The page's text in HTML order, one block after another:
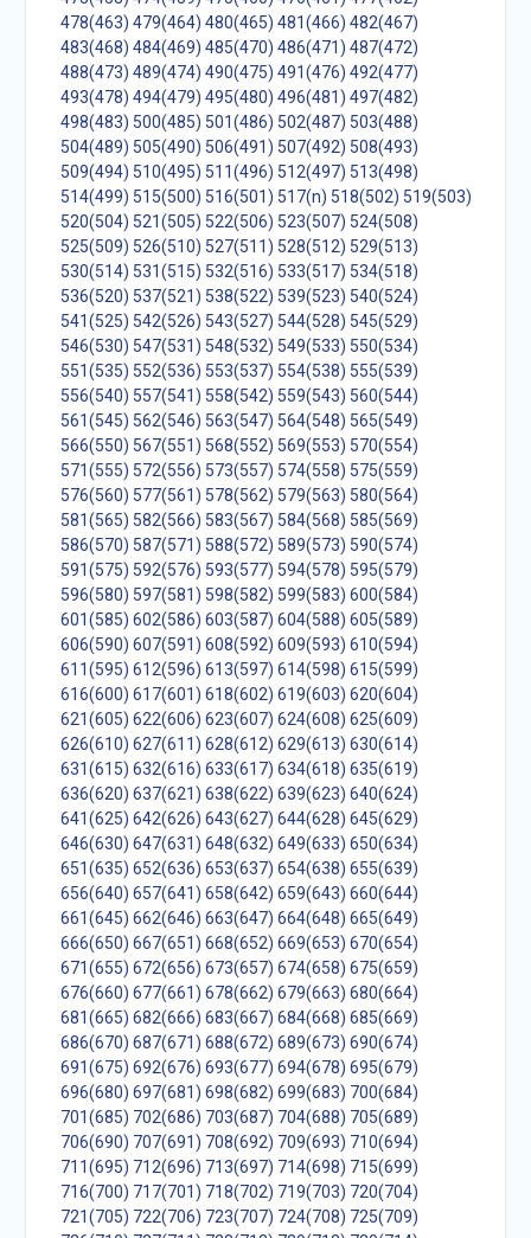
478(463) 479(464) 480(465) 481(466) 482(467)
483(468) 484(469) 485(470) 486(471) 487(472)
488(473) 489(474) 490(475) 491(476) 492(477)
493(478) 494(479) 495(480) 496(481) 497(482)
498(483) 500(485) 501(486) 502(487) 503(488)
504(489) 505(490) 506(491) 507(492) 508(493)
509(494) 510(495) 511(496) 512(497) 513(498)
514(499) 515(500) 516(501) 517(n) 518(502) 519(503)
520(504) 521(505) 522(506) 523(507) 524(508)
525(509) 526(510) 527(511) 528(512) 529(513)
530(514) 531(515) 532(516) 533(517) 534(518)
536(520) 537(521) 538(522) 539(523) 540(524)
541(525) 542(526) 543(527) 544(528) 545(529)
546(530) 547(531) 548(532) 549(533) 550(534)
551(535) 552(536) 553(537) 554(538) 555(539)
556(540) 557(541) 558(542) 559(543) 560(544)
561(545) 562(546) 563(547) 564(548) 565(549)
566(550) 567(551) 568(552) 569(553) 570(554)
571(555) 572(556) 573(557) 574(558) 575(559)
576(560) 577(561) 578(562) 579(563) 580(564)
581(565) 582(566) 583(567) 584(568) 585(569)
586(570) 587(571) 588(572) 589(573) 590(574)
591(575) 592(576) 593(577) 594(578) 595(579)
596(580) 597(581) 598(582) 599(583) 600(584)
601(585) 602(586) 603(587) 604(588) 605(589)
606(590) 607(591) 608(592) 609(593) 610(594)
611(595) 612(596) 613(597) 614(598) 615(599)
616(600) 617(601) 618(602) 619(603) 620(604)
621(605) 622(606) 623(607) 624(608) 625(609)
626(610) 627(611) 628(612) 629(613) 630(614)
631(615) 632(616) 633(617) 634(618) 635(619)
636(620) 637(621) 638(622) 639(623) 640(624)
641(625) 642(626) 643(627) 644(628) 645(629)
646(630) 647(631) 648(632) 649(633) 650(634)
651(635) 652(636) 653(637) 654(638) 655(639)
656(640) 657(641) 658(642) 659(643) 660(644)
661(645) 662(646) 663(647) 664(648) 665(649)
666(650) 667(651) 668(652) 669(653) 670(654)
671(655) 672(656) 673(657) 674(658) 675(659)
676(660) 677(661) 678(662) 679(663) 680(664)
681(665) 682(666) 683(667) 684(668) 685(669)
686(670) 687(671) 688(672) 689(673) 690(674)
691(675) 692(676) 693(677) 694(678) 695(679)
696(680) 697(681) 698(682) 699(683) 700(684)
701(685) 702(686) 703(687) 704(688) 705(689)
706(690) 707(691) 708(692) 709(693) 710(694)
711(695) 712(696) 713(697) 714(698) 715(699)
716(700) 717(701) 718(702) 719(703) 720(704)
721(705) 722(706) 723(707) 724(708) 725(709)